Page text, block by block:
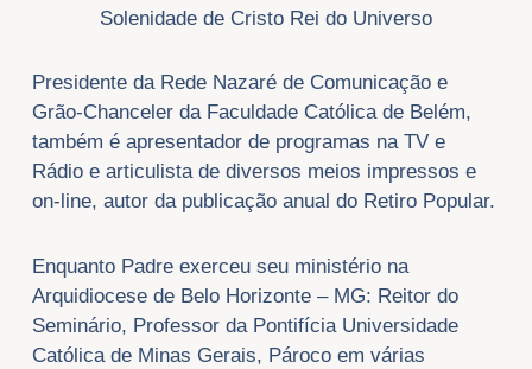
Solenidade de Cristo Rei do Universo
Presidente da Rede Nazaré de Comunicação e
Grão-Chanceler da Faculdade Católica de Belém,
também é apresentador de programas na TV e
Rádio e articulista de diversos meios impressos e
on-line, autor da publicação anual do Retiro Popular.
Enquanto Padre exerceu seu ministério na
Arquidiocese de Belo Horizonte – MG: Reitor do
Seminário, Professor da Pontifícia Universidade
Católica de Minas Gerais, Pároco em várias